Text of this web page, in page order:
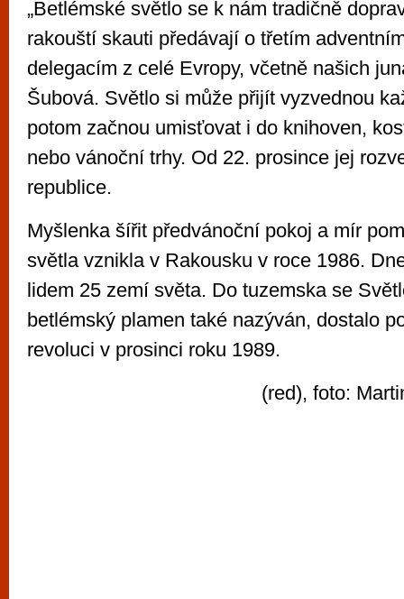
„Betlémské světlo se k nám tradičně
rakouští skauti předávají o třetím
delegacím z celé Evropy, včetně našich
Šubová. Světlo si může přijít vyzvednou
potom začnou umisťovat i do knihoven,
nebo vánoční trhy. Od 22. prosince jej
republice.
Myšlenka šířit předvánoční pokoj a mír
světla vznikla v Rakousku v roce 1986.
lidem 25 zemí světa. Do tuzemska se
betlémský plamen také nazýván, dostalo
revoluci v prosinci roku 1989.
(red), foto: